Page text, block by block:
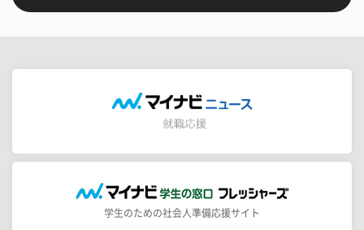
学生のための社会人準備応援サイト